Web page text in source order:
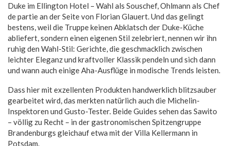
Duke im Ellington Hotel – Wahl als Souschef, Ohlmann als Chef
de partie an der Seite von Florian Glauert. Und das gelingt
bestens, weil die Truppe keinen Abklatsch der Duke-Küche
abliefert, sondern einen eigenen Stil zelebriert, nennen wir ihn
ruhig den Wahl-Stil: Gerichte, die geschmacklich zwischen
leichter Eleganz und kraftvoller Klassik pendeln und sich dann
und wann auch einige Aha-Ausflüge in modische Trends leisten.
Dass hier mit exzellenten Produkten handwerklich blitzsauber
gearbeitet wird, das merkten natürlich auch die Michelin-
Inspektoren und Gusto-Tester. Beide Guides sehen das Sawito
– völlig zu Recht – in der gastronomischen Spitzengruppe
Brandenburgs gleichauf etwa mit der Villa Kellermann in
Potsdam.